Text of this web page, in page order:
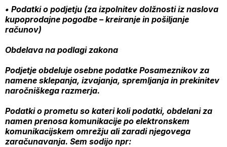
• Podatki o podjetju (za izpolnitev dolžnosti iz naslova
kupoprodajne pogodbe – kreiranje in pošiljanje
računov)
Obdelava na podlagi zakona
Podjetje obdeluje osebne podatke Posameznikov za
namene sklepanja, izvajanja, spremljanja in prekinitev
naročniškega razmerja.
Podatki o prometu so kateri koli podatki, obdelani za
namen prenosa komunikacije po elektronskem
komunikacijskem omrežju ali zaradi njegovega
zaračunavanja. Sem sodijo npr: